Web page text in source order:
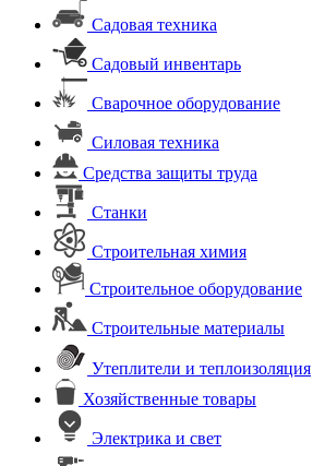
Садовая техника
Садовый инвентарь
Сварочное оборудование
Силовая техника
Средства защиты труда
Станки
Строительная химия
Строительное оборудование
Строительные материалы
Утеплители и теплоизоляция
Хозяйственные товары
Электрика и свет